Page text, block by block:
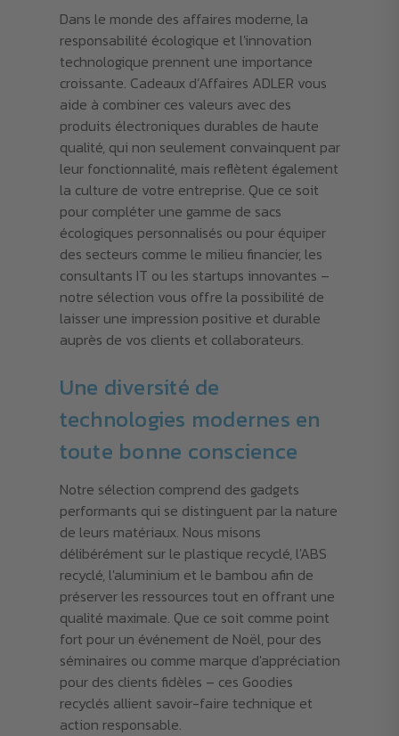
Dans le monde des affaires moderne, la
responsabilité écologique et l'innovation
technologique prennent une importance
croissante. Cadeaux d’Affaires ADLER vous
aide à combiner ces valeurs avec des
produits électroniques durables de haute
qualité, qui non seulement convainquent par
leur fonctionnalité, mais reflètent également
la culture de votre entreprise. Que ce soit
pour compléter une gamme de sacs
écologiques personnalisés ou pour équiper
des secteurs comme le milieu financier, les
consultants IT ou les startups innovantes –
notre sélection vous offre la possibilité de
laisser une impression positive et durable
auprès de vos clients et collaborateurs.
Une diversité de
technologies modernes en
toute bonne conscience
Notre sélection comprend des gadgets
performants qui se distinguent par la nature
de leurs matériaux. Nous misons
délibérément sur le plastique recyclé, l'ABS
recyclé, l'aluminium et le bambou afin de
préserver les ressources tout en offrant une
qualité maximale. Que ce soit comme point
fort pour un événement de Noël, pour des
séminaires ou comme marque d'appréciation
pour des clients fidèles – ces Goodies
recyclés allient savoir-faire technique et
action responsable.